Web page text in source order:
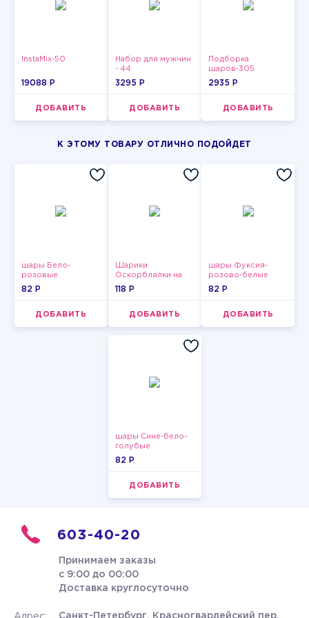
InstaMix-50
19088 P
ДОБАВИТЬ
Набор для мужчин
- 44
3295 P
ДОБАВИТЬ
Подборка
шаров-305
2935 P
ДОБАВИТЬ
К ЭТОМУ ТОВАРУ ОТЛИЧНО ПОДОЙДЕТ
шары Бело-
розовые
пастельные
82 P
ДОБАВИТЬ
Шарики
Оскорблялки на
день рождения для
118 P
ДОБАВИТЬ
шары Фуксия-
розово-белые
пастельные
82 P
ДОБАВИТЬ
шары Сине-бело-
голубые
пастельные
82 P
ДОБАВИТЬ
603-40-20
Принимаем заказы
с 9:00 до 00:00
Доставка круглосуточно
Санкт-Петербург, Красногвардейский пер.